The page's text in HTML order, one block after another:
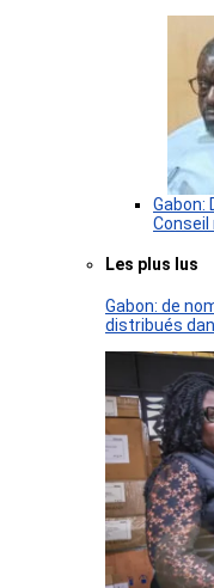
Gabon:
Conseil
Les plus lus
Gabon: de
distribués